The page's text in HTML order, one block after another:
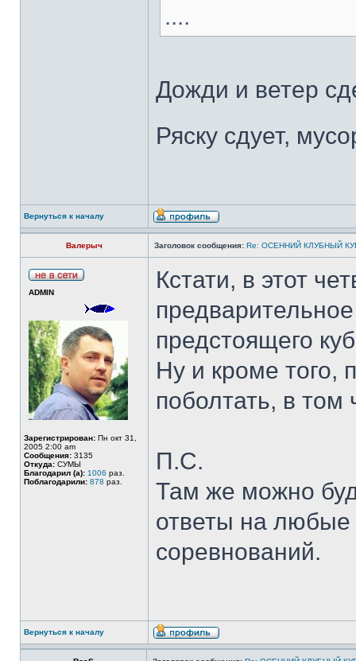
....
Дожди и ветер
Ряску сдует,
Вернуться к началу
Валерыч Заголовок сообщения: Re: ОСЕННИЙ КЛУБНЫЙ
ADMIN
Зарегистрирован: Пн окт 31,
2005 2:00 am
Сообщения: 3135
Откуда: СУМЫ
Благодарил (а): 1006 раз.
Поблагодарили: 878 раз.
Кстати, в этот
предстоящего
Ну и кроме того,
поболтать, в
П.С.
Там же можно
ответы на любые
соревнований.
Вернуться к началу